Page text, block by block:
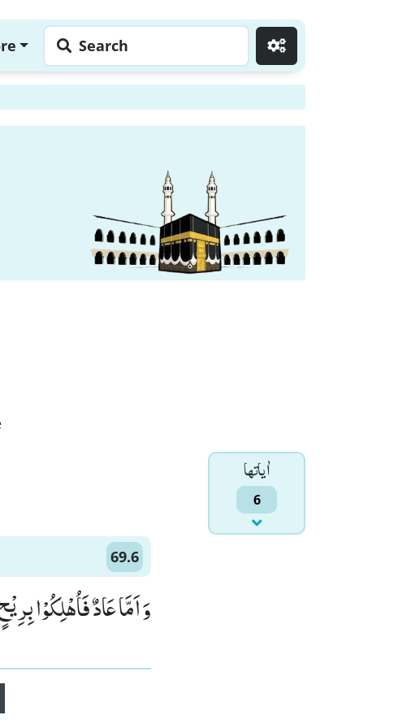
Search
اٰياتها
6
69.6
وَ اَمَّا عَادٌ فَاُهْلِكُوْا